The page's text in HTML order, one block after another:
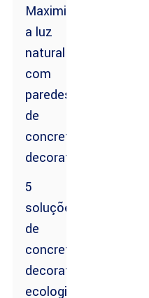
Maximizando
a luz
natural
com
paredes
de
concreto
decorativas
5
soluções
de
concreto
decorativo
ecologicamente